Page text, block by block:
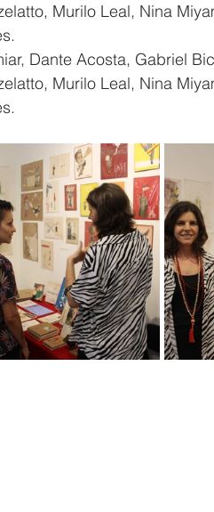
Murilo Leal, Nina
Dante Acosta, Gabriel
Murilo Leal, Nina